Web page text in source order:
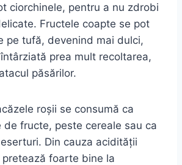
ciorchinele, pentru a nu zdrobi
Fructele coapte se pot
pe tufă, devenind mai dulci,
prea mult recoltarea,
păsărilor.
roșii se consumă ca
de fructe, peste cereale sau ca
Din cauza acidității
foarte bine la